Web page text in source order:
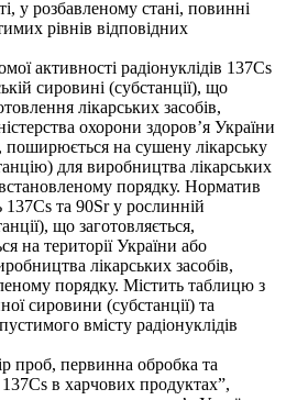
у розбавленому стані, повинні
рівнів відповідних
активності радіонуклідів 137Cs
сировині (субстанції), що
лікарських засобів,
охорони здоров’я України
поширюється на сушену лікарську
для виробництва лікарських
порядку. Норматив
та 90Sr у рослинній
що заготовляється,
на території України або
лікарських засобів,
порядку. Містить таблицю з
сировини (субстанції) та
вмісту радіонуклідів
проб, первинна обробка та
в харчових продуктах”,